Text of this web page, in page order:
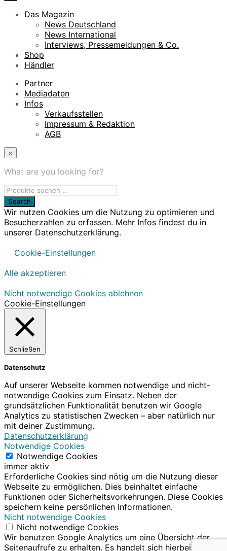
Das Magazin
News Deutschland
News International
Interviews, Pressemeldungen & Co.
Shop
Händler
Partner
Mediadaten
Infos
Verkaufsstellen
Impressum & Redaktion
AGB
×
What are you looking for?
Wir nutzen Cookies um die Nutzung zu optimieren und
Besucherzahlen zu erfassen. Mehr Infos findest du in
unserer Datenschutzerklärung.
Cookie-Einstellungen
Alle akzeptieren
Nicht notwendige Cookies ablehnen
Cookie-Einstellungen
Schließen
Datenschutz
Auf unserer Webseite kommen notwendige und nicht-
notwendige Cookies zum Einsatz. Neben der
grundsätzlichen Funktionalität benutzen wir Google
Analytics zu statistischen Zwecken – aber natürlich nur
mit deiner Zustimmung.
Datenschutzerklärung
Notwendige Cookies
Notwendige Cookies
immer aktiv
Erforderliche Cookies sind nötig um die Nutzung dieser
Webseite zu ermöglichen. Dies beinhaltet einfache
Funktionen oder Sicherheitsvorkehrungen. Diese Cookies
speichern keine persönlichen Informationen.
Nicht notwendige Cookies
Nicht notwendige Cookies
Wir benutzen Google Analytics um eine Übersicht der
Seitenaufrufe zu erhalten. Es handelt sich hierbei um